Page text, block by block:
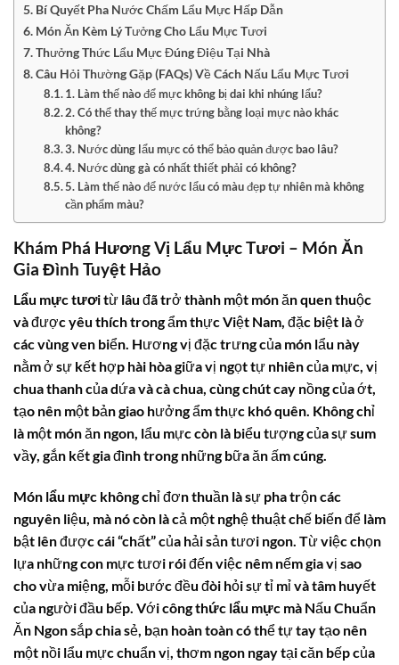
Bí Quyết Pha Nước Chấm Lẩu Mực Hấp Dẫn
Món Ăn Kèm Lý Tưởng Cho Lẩu Mực Tươi
Thưởng Thức Lẩu Mực Đúng Điệu Tại Nhà
Câu Hỏi Thường Gặp (FAQs) Về Cách Nấu Lẩu Mực Tươi
1. Làm thế nào để mực không bị dai khi nhúng lẩu?
2. Có thể thay thế mực trứng bằng loại mực nào khác
không?
3. Nước dùng lẩu mực có thể bảo quản được bao lâu?
4. Nước dùng gà có nhất thiết phải có không?
5. Làm thế nào để nước lẩu có màu đẹp tự nhiên mà không
cần phẩm màu?
Khám Phá Hương Vị Lẩu Mực Tươi – Món Ăn
Gia Đình Tuyệt Hảo
Lẩu mực tươitừ lâu đã trở thành một món ăn quen thuộc
và được yêu thích trong ẩm thực Việt Nam, đặc biệt là ở
các vùng ven biển. Hương vị đặc trưng của món lẩu này
nằm ở sự kết hợp hài hòa giữa vị ngọt tự nhiên của mực, vị
chua thanh của dứa và cà chua, cùng chút cay nồng của ớt,
tạo nên một bản giao hưởng ẩm thực khó quên. Không chỉ
là một món ăn ngon, lẩu mực còn là biểu tượng của sự sum
vầy, gắn kết gia đình trong những bữa ăn ấm cúng.
Món lẩu mực không chỉ đơn thuần là sự pha trộn các
nguyên liệu, mà nó còn là cả một nghệ thuật chế biến để làm
bật lên được cái “chất” của hải sản tươi ngon. Từ việc chọn
lựa những con mực tươi rói đến việc nêm nếm gia vị sao
cho vừa miệng, mỗi bước đều đòi hỏi sự tỉ mỉ và tâm huyết
của người đầu bếp. Vớicông thức lẩu mực mà Nấu Chuẩn
Ăn Ngon sắp chia sẻ, bạn hoàn toàn có thể tự tay tạo nên
một nồi lẩu mực chuẩn vị, thơm ngon ngay tại căn bếp của